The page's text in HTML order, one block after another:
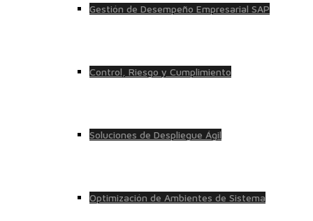
Gestión de Desempeño Empresarial SAP
Control, Riesgo y Cumplimiento
Soluciones de Despliegue Ágil
Optimización de Ambientes de Sistema